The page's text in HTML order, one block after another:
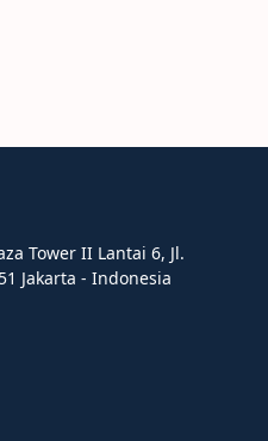
Tower II Lantai 6, Jl.
Jakarta - Indonesia